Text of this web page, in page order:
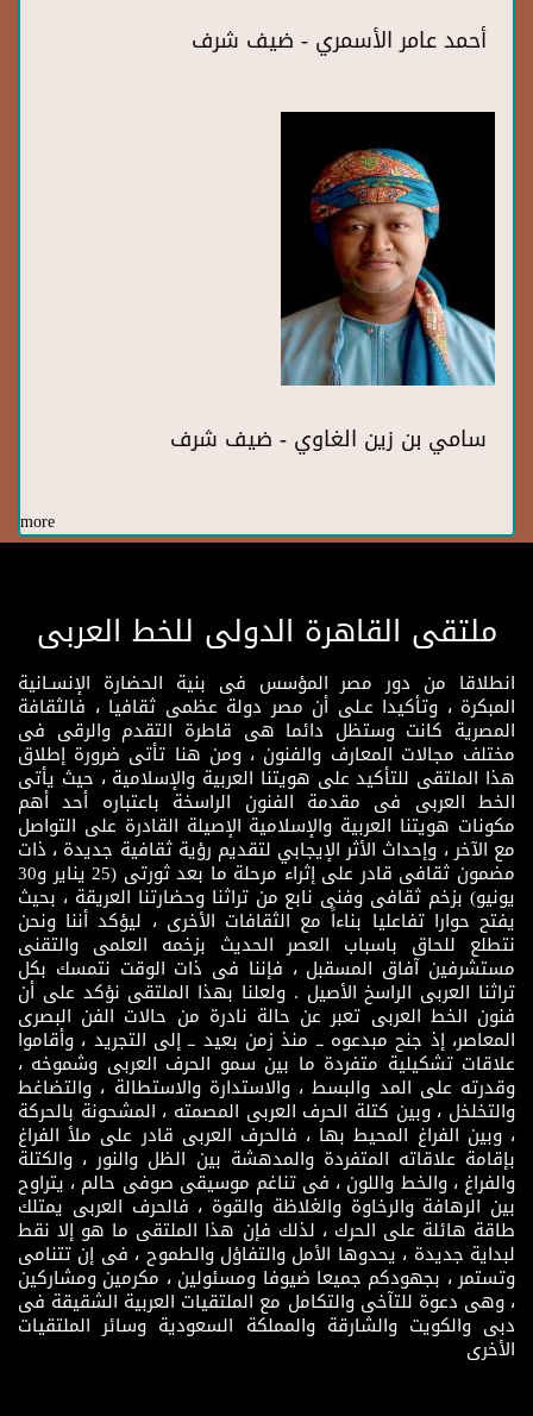
أحمد عامر الأسمري - ضيف شرف
سامي بن زين الغاوي - ضيف شرف
more
ملتقى القاهرة الدولى للخط العربى
انطلاقا من دور مصر المؤسس فى بنية الحضارة الإنسـانية
المبكرة ، وتأكيدا عـلى أن مصر دولة عظمى ثقافيا ، فالثقافة
المصرية كانت وستظل دائما هى قاطرة التقدم والرقى فى
مختلف مجالات المعارف والفنون ، ومن هنا تأتى ضرورة إطلاق
هذا الملتقى للتأكيد على هويتنا العربية والإسلامية ، حيث يأتى
الخط العربى فى مقدمة الفنون الراسخة باعتباره أحد أهم
مكونات هويتنا العربية والإسلامية الإصيلة القادرة على التواصل
مع الآخر ، وإحداث الأثر الإيجابي لتقديم رؤية ثقافية جديدة ، ذات
مضمون ثقافى قادر على إثراء مرحلة ما بعد ثورتى (25 يناير و30
يونيو) بزخم ثقافى وفنى نابع من تراثنا وحضارتنا العريقة ، بحيث
يفتح حوارا تفاعليا بناءاً مع الثقافات الأخرى ، ليؤكد أننا ونحن
نتطلع للحاق باسباب العصر الحديث بزخمه العلمى والتقنى
مستشرفين آفاق المسقبل ، فإننا فى ذات الوقت نتمسك بكل
تراثنا العربى الراسخ الأصيل . ولعلنا بهذا الملتقى نؤكد على أن
فنون الخط العربى تعبر عن حالة نادرة من حالات الفن البصرى
المعاصر، إذ جنح مبدعوه ــ منذ زمن بعيد ــ إلى التجريد ، وأقاموا
علاقات تشكيلية متفردة ما بين سمو الحرف العربى وشموخه ،
وقدرته على المد والبسط ، والاستدارة والاستطالة ، والتضاغط
والتخلخل ، وبين كتلة الحرف العربى المصمته ، المشحونة بالحركة
، وبين الفراغ المحيط بها ، فالحرف العربى قادر على ملأ الفراغ
بإقامة علاقاته المتفردة والمدهشة بين الظل والنور ، والكتلة
والفراغ ، والخط واللون ، فى تناغم موسيقى صوفى حالم ، يتراوح
بين الرهافة والرخاوة والغلاظة والقوة ، فالحرف العربى يمتلك
طاقة هائلة على الحرك ، لذلك فإن هذا الملتقى ما هو إلا نقط
لبداية جديدة ، يحدوها الأمل والتفاؤل والطموح ، فى إن تتنامى
وتستمر ، بجهودكم جميعا ضيوفا ومسئولين ، مكرمين ومشاركين
، وهى دعوة للتآخى والتكامل مع الملتقيات العربية الشقيقة فى
دبى والكويت والشارقة والمملكة السعودية وسائر الملتقيات
الأخرى